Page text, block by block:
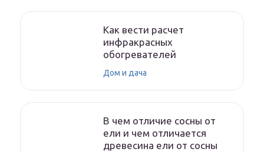
Как вести расчет
инфракрасных
обогревателей
Дом и дача
В чем отличие сосны от
ели и чем отличается
древесина ели от сосны